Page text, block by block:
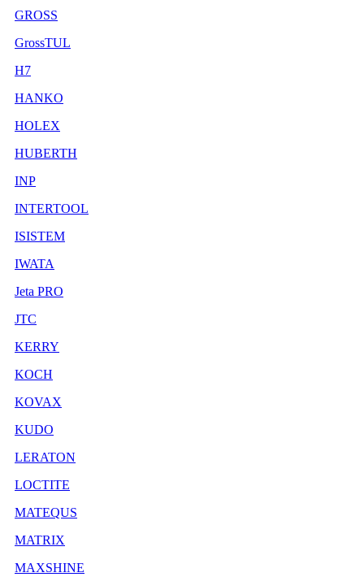
GROSS
GrossTUL
H7
HANKO
HOLEX
HUBERTH
INP
INTERTOOL
ISISTEM
IWATA
Jeta PRO
JTC
KERRY
KOCH
KOVAX
KUDO
LERATON
LOCTITE
MATEQUS
MATRIX
MAXSHINE